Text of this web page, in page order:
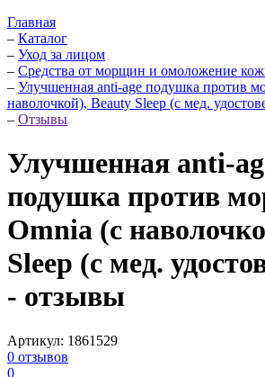
Главная
– Каталог
– Уход за лицом
– Средства от морщин и омоложение
– Улучшенная anti-age подушка против
наволочкой), Beauty Sleep (с мед.
– Отзывы
Улучшенная anti-
подушка против
Omnia (с
Sleep (с мед.
- отзывы
Артикул: 1861529
0 отзывов
0